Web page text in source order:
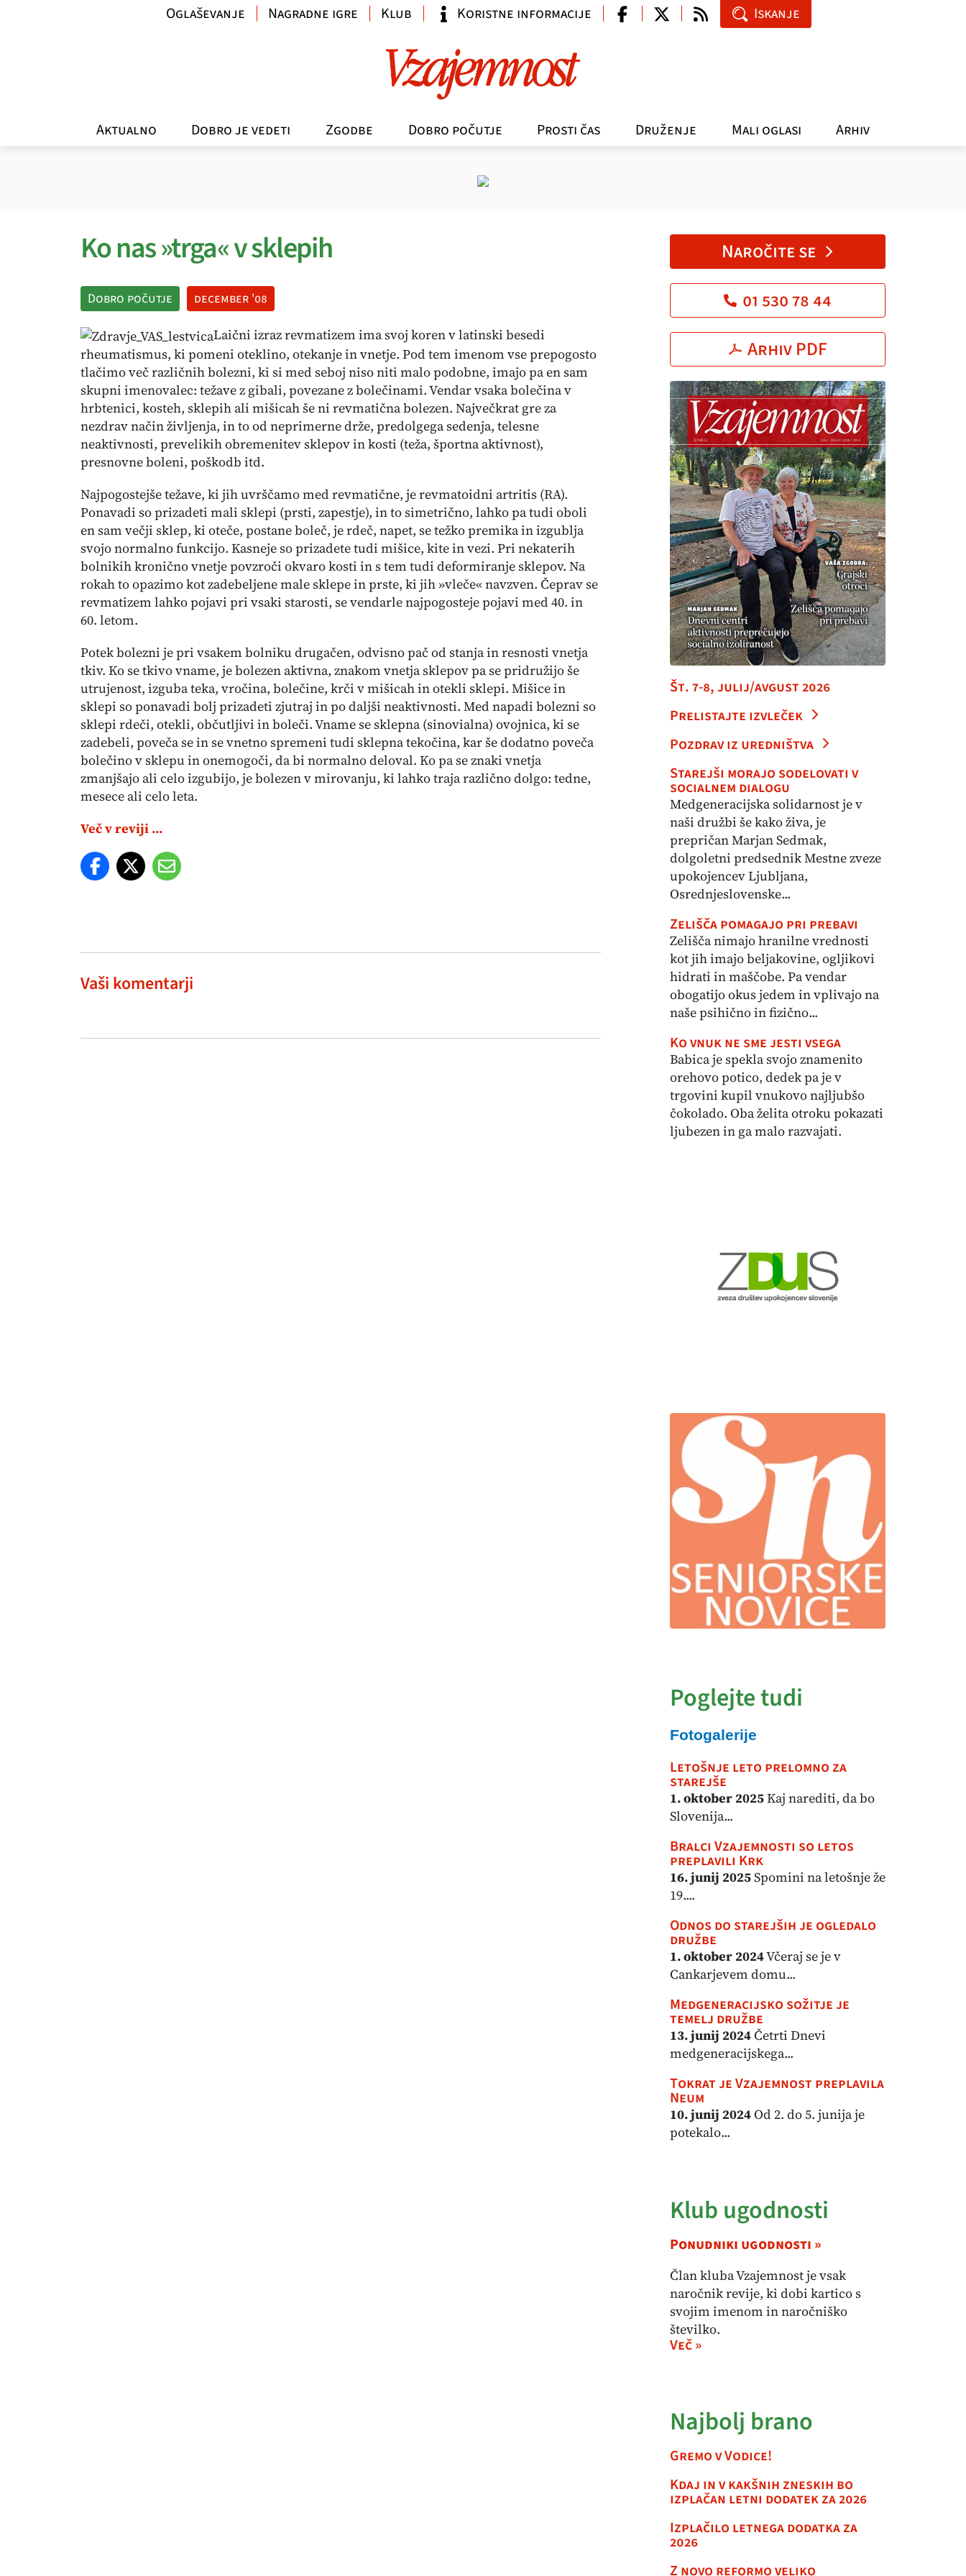
Aktualno Dobro je vedeti Zgodbe Dobro počutje Prosti čas Druženje Mali oglasi Arhiv
Oglaševanje Nagradne igre Klub Koristne informacije Iskanje
Ko nas »trga« v sklepih
Dobro počutje
december '08
Laični izraz revmatizem ima svoj koren v latinski besedi
rheumatismus, ki pomeni oteklino, otekanje in vnetje. Pod tem imenom vse prepogosto
tlačimo več različnih bolezni, ki si med seboj niso niti malo podobne, imajo pa en sam
skupni imenovalec: težave z gibali, povezane z bolečinami. Vendar vsaka bolečina v
hrbtenici, kosteh, sklepih ali mišicah še ni revmatična bolezen. Največkrat gre za
nezdrav način življenja, in to od neprimerne drže, predolgega sedenja, telesne
neaktivnosti, prevelikih obremenitev sklepov in kosti (teža, športna aktivnost),
presnovne boleni, poškodb itd.
Najpogostejše težave, ki jih uvrščamo med revmatične, jerevmatoidni artritis (RA).
Ponavadi so prizadeti mali sklepi (prsti, zapestje), in to simetrično, lahko pa tudi oboli
en sam večji sklep, ki oteče, postane boleč, je rdeč, napet, se težko premika in izgublja
svojo normalno funkcijo. Kasneje so prizadete tudi mišice, kite in vezi. Pri nekaterih
bolnikih kronično vnetje povzroči okvaro kosti in s tem tudi deformiranje sklepov. Na
rokah to opazimo kot zadebeljene male sklepe in prste, ki jih »vleče« navzven. Čeprav se
revmatizem lahko pojavi pri vsaki starosti, se vendarle najpogosteje pojavi med 40. in
60. letom.
Potek bolezni je pri vsakem bolniku drugačen, odvisno pač od stanja in resnosti vnetja
tkiv. Ko se tkivo vname, je bolezen aktivna, znakom vnetja sklepov pa se pridružijo še
utrujenost, izguba teka, vročina, bolečine, krči v mišicah in otekli sklepi. Mišice in
sklepi so ponavadi bolj prizadeti zjutraj in po daljši neaktivnosti. Med napadi bolezni so
sklepi rdeči, otekli, občutljivi in boleči. Vname se sklepna (sinovialna) ovojnica, ki se
zadebeli, poveča se in se vnetno spremeni tudi sklepna tekočina, kar še dodatno poveča
bolečino v sklepu in onemogoči, da bi normalno deloval. Ko pa se znaki vnetja
zmanjšajo ali celo izgubijo, je bolezen v mirovanju, ki lahko traja različno dolgo: tedne,
mesece ali celo leta.
Več v reviji ...
Vaši komentarji
Naročite se
01 530 78 44
Arhiv PDF
Št. 7-8, julij/avgust 2026
Prelistajte izvleček
Pozdrav iz uredništva
Starejši morajo sodelovati v
socialnem dialogu
Medgeneracijska solidarnost je v
naši družbi še kako živa, je
prepričan Marjan Sedmak,
dolgoletni predsednik Mestne zveze
upokojencev Ljubljana,
Osrednjeslovenske...
Zelišča pomagajo pri prebavi
Zelišča nimajo hranilne vrednosti
kot jih imajo beljakovine, ogljikovi
hidrati in maščobe. Pa vendar
obogatijo okus jedem in vplivajo na
naše psihično in fizično...
Ko vnuk ne sme jesti vsega
Babica je spekla svojo znamenito
orehovo potico, dedek pa je v
trgovini kupil vnukovo najljubšo
čokolado. Oba želita otroku pokazati
ljubezen in ga malo razvajati.
Poglejte tudi
Fotogalerije
Letošnje leto prelomno za
starejše
1. oktober 2025Kaj narediti, da bo
Slovenija...
Bralci Vzajemnosti so letos
preplavili Krk
16. junij 2025Spomini na letošnje že
19....
Odnos do starejših je ogledalo
družbe
1. oktober 2024Včeraj se je v
Cankarjevem domu...
Medgeneracijsko sožitje je
temelj družbe
13. junij 2024Četrti Dnevi
medgeneracijskega...
Tokrat je Vzajemnost preplavila
Neum
10. junij 2024Od 2. do 5. junija je
potekalo...
Klub ugodnosti
Ponudniki ugodnosti »
Član kluba Vzajemnost je vsak
naročnik revije, ki dobi kartico s
svojim imenom in naročniško
številko.
Več »
Najbolj brano
Gremo v Vodice!
Kdaj in v kakšnih zneskih bo
izplačan letni dodatek za 2026
Izplačilo letnega dodatka za
2026
Z novo reformo veliko